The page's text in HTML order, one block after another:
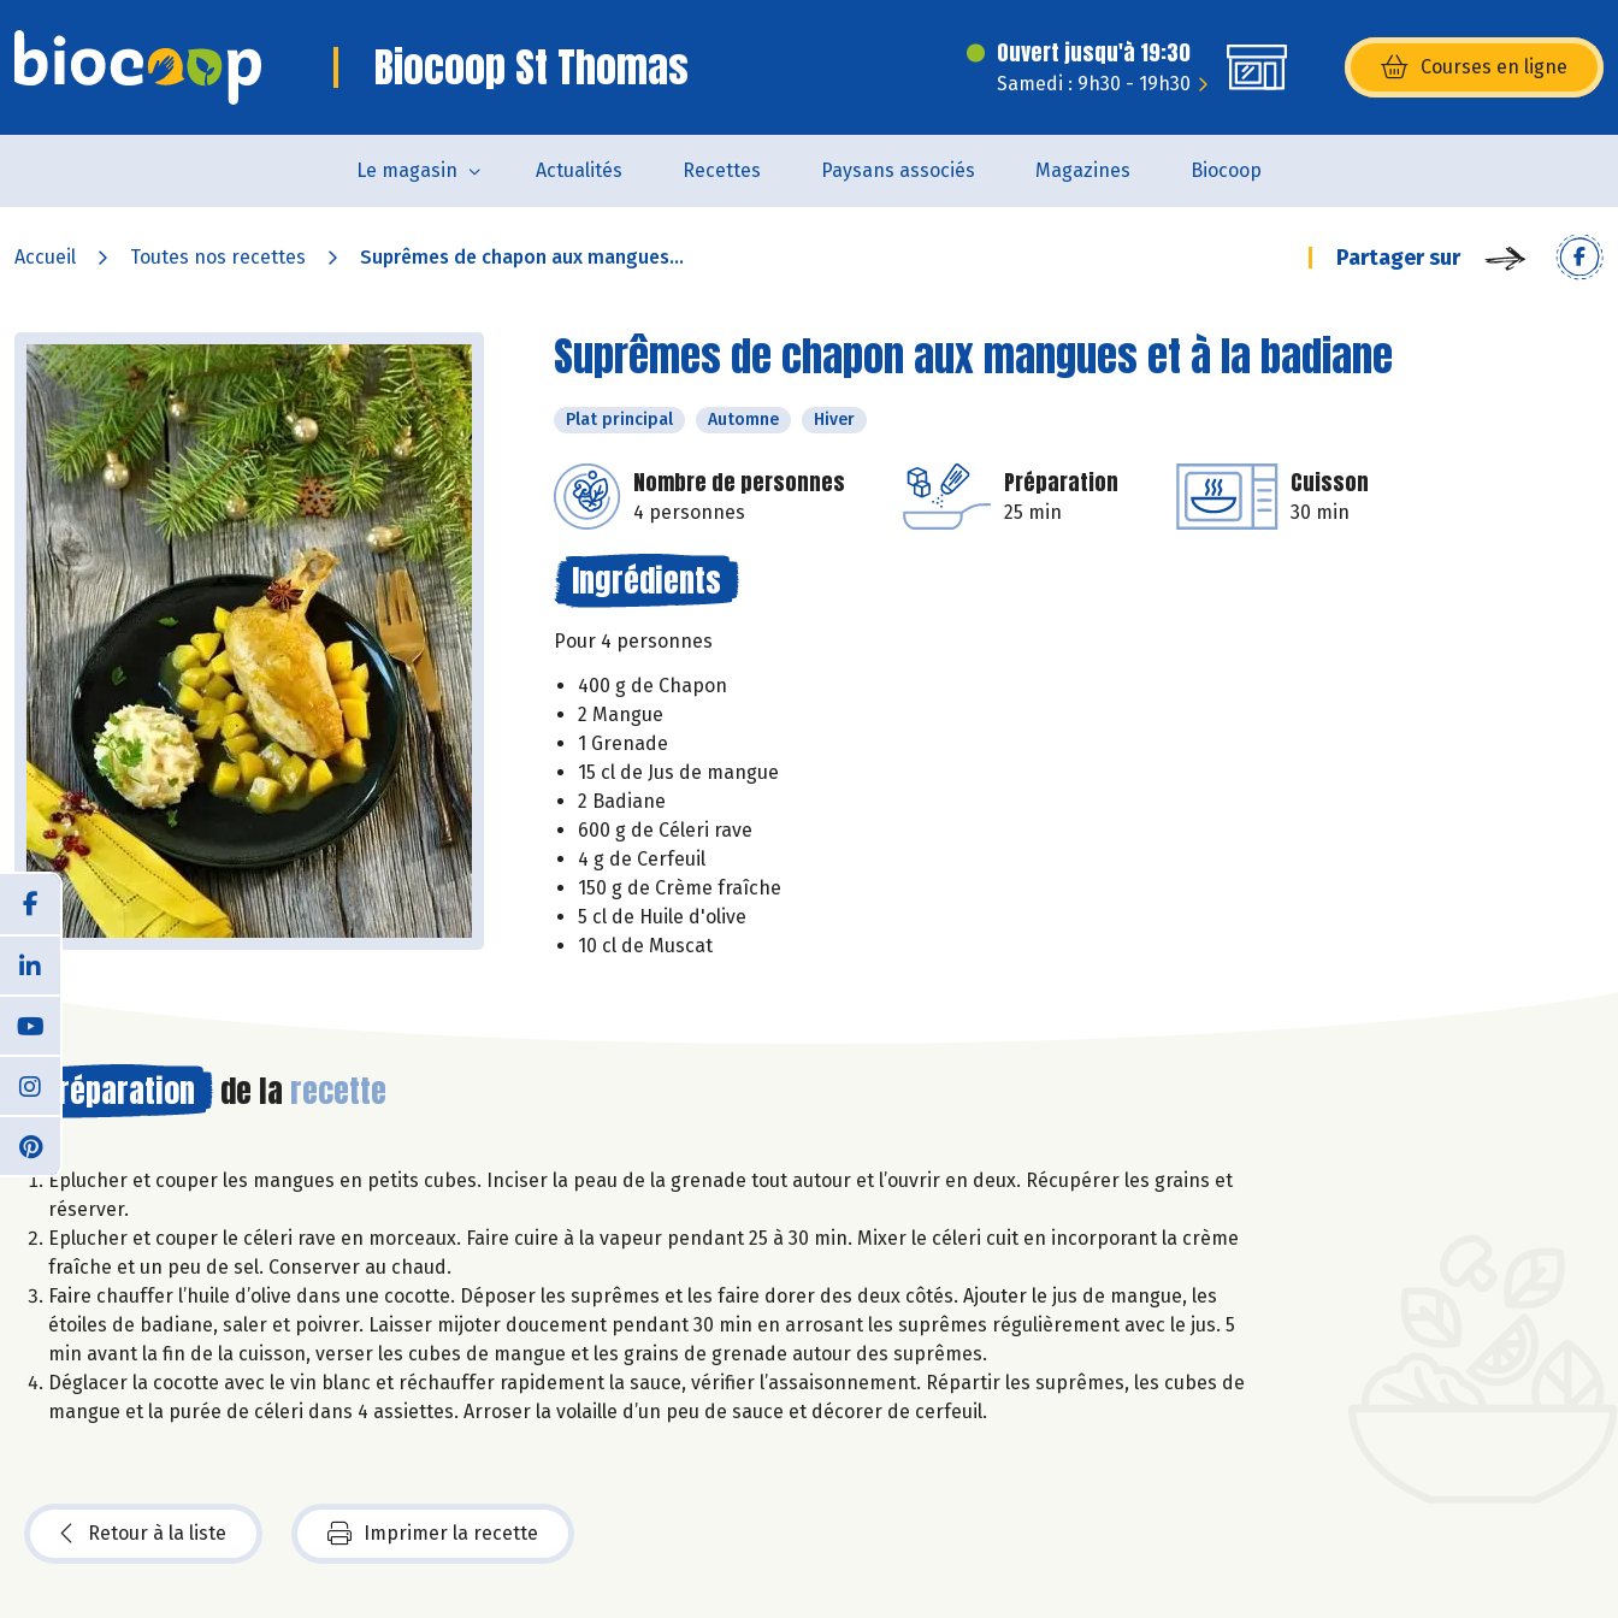
Biocoop St Thomas Ouvert jusqu'à 19:30
Samedi : 9h30 - 19h30
Courses en ligne
(s’ouvre dans une nouvelle
Le magasin Actualités Recettes Paysans associés Magazines Biocoop
Accueil Toutes nos recettes Suprêmes de chapon aux mangues... Partager sur
Suprêmes de chapon aux mangues et à la badiane
Plat principal Automne Hiver
Nombre de personnes
4 personnes
Préparation
25 min
Cuisson
30 min
Ingrédients
Pour 4 personnes
400 g de Chapon
2 Mangue
1 Grenade
15 cl de Jus de mangue
2 Badiane
600 g de Céleri rave
4 g de Cerfeuil
150 g de Crème fraîche
5 cl de Huile d'olive
10 cl de Muscat
Préparation de la recette
Eplucher et couper les mangues en petits cubes. Inciser la peau de la grenade tout autour et l’ouvrir en deux. Récupérer les grains et
réserver.
Eplucher et couper le céleri rave en morceaux. Faire cuire à la vapeur pendant 25 à 30 min. Mixer le céleri cuit en incorporant la crème
fraîche et un peu de sel. Conserver au chaud.
Faire chauffer l’huile d’olive dans une cocotte. Déposer les suprêmes et les faire dorer des deux côtés. Ajouter le jus de mangue, les
étoiles de badiane, saler et poivrer. Laisser mijoter doucement pendant 30 min en arrosant les suprêmes régulièrement avec le jus. 5
min avant la fin de la cuisson, verser les cubes de mangue et les grains de grenade autour des suprêmes.
Déglacer la cocotte avec le vin blanc et réchauffer rapidement la sauce, vérifier l’assaisonnement. Répartir les suprêmes, les cubes de
mangue et la purée de céleri dans 4 assiettes. Arroser la volaille d’un peu de sauce et décorer de cerfeuil.
Retour à la liste Imprimer la recette